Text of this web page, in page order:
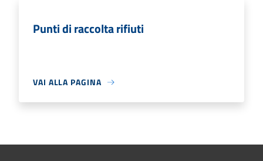
Punti di raccolta rifiuti
VAI ALLA PAGINA